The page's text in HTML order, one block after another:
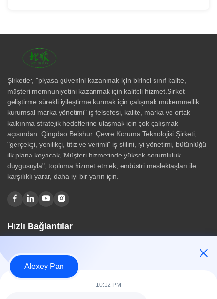
Şirketler, "piyasa güvenini kazanmak için birinci sınıf kalite,
müşteri memnuniyetini kazanmak için kaliteli hizmet,Şirket
geliştirme sürekli iyileştirme kurmak için çalışmak mükemmellik
kurumsal marka yönetimi" iş felsefesi, kalite, marka ve ortak
kalkınma stratejik hedeflerine ulaşmak için çok çalışmak
açısından. Qingdao Beishun Çevre Koruma Teknolojisi Şirketi,
"gerçekçi, yenilikçi, titiz ve verimli" iş stilini, iyi yönetimi, bütünlüğü
ilk plana koyacak,"Müşteri hizmetinde yüksek sorumluluk
duygusuyla", topluma hizmet etmek, endüstri meslektaşları ile
karşılıklı yarar, daha iyi bir yarın için.
Hızlı Bağlantılar
Hakkımızda
Ürünler
Bize Ulaşın
Alexey Pan
10:12 PM